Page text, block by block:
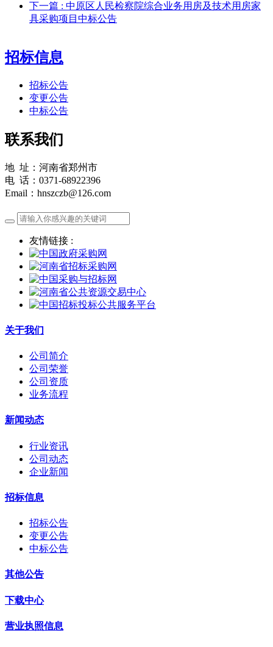
下一篇 : 中原区人民检察院综合业务用房及技术用房家
具采购项目中标公告
招标信息
招标公告
变更公告
中标公告
联系我们
地 址：河南省郑州市
电 话：0371-68922396
Email：hnszczb@126.com
友情链接 :
关于我们
公司简介
公司荣誉
公司资质
业务流程
新闻动态
行业资讯
公司动态
企业新闻
招标信息
招标公告
变更公告
中标公告
其他公告
下载中心
营业执照信息